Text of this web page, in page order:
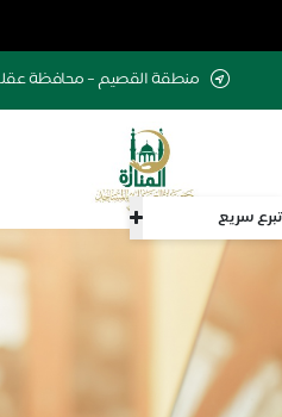
تبرع سريع
منطقة القصيم – محافظة عقلة